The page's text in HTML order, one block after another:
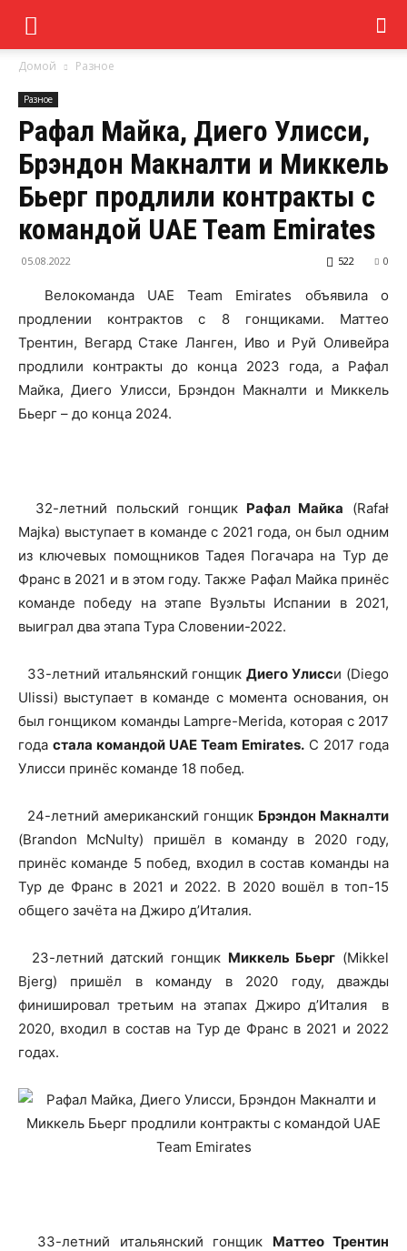
Домой Разное
Разное
Рафал Майка, Диего Улисси,
Брэндон Макналти и Миккель
Бьерг продлили контракты с
командой UAE Team Emirates
05.08.2022 0
522
Велокоманда UAE Team Emirates объявила о
продлении контрактов с 8 гонщиками. Маттео
Трентин, Вегард Стаке Ланген, Иво и Руй Оливейра
продлили контракты до конца 2023 года, а Рафал
Майка, Диего Улисси, Брэндон Макналти и Миккель
Бьерг – до конца 2024.
32-летний польский гонщикРафал Майка (Rafał
Majka) выступает в команде с 2021 года, он был одним
из ключевых помощников Тадея Погачара на Тур де
Франс в 2021 и в этом году. Также Рафал Майка принёс
команде победу на этапе Вуэльты Испании в 2021,
выиграл два этапа Тура Словении-2022.
33-летний итальянский гонщикДиего Улисси (Diego
Ulissi) выступает в команде с момента основания, он
был гонщиком команды Lampre-Merida, которая с 2017
года стала командой UAE Team Emirates. С 2017 года
Улисси принёс команде 18 побед.
24-летний американский гонщик Брэндон Макналти
(Brandon McNulty) пришёл в команду в 2020 году,
принёс команде 5 побед, входил в состав команды на
Тур де Франс в 2021 и 2022. В 2020 вошёл в топ-15
общего зачёта на Джиро д’Италия.
23-летний датский гонщик Миккель Бьерг (Mikkel
Bjerg) пришёл в команду в 2020 году, дважды
финишировал третьим на этапах Джиро д’Италия в
2020, входил в состав на Тур де Франс в 2021 и 2022
годах.
33-летний итальянский гонщик Маттео Трентин